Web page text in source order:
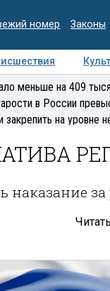
номер Законы
Интервью
меньше на 409
в России
на уровне
наказание за